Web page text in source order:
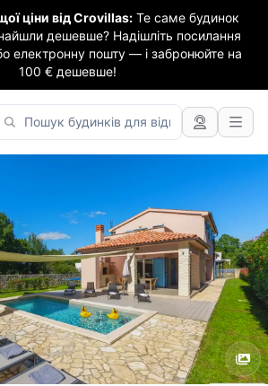
ціни від Crovillas: Те саме будинок
дешевше? Надішліть посилання
електронну пошту — і забронюйте на
100 € дешевше!